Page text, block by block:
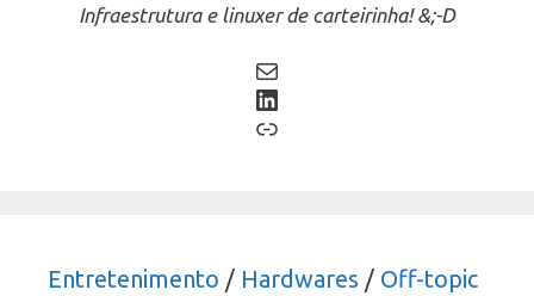
Infraestrutura e linuxer de carteirinha! &;-D
Mail
LinkedIn
Link
Entretenimento / Hardwares / Off-topic